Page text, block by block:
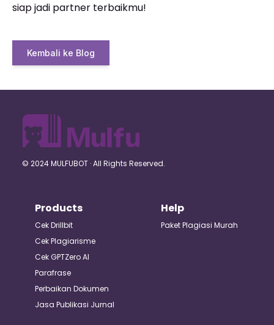
siap jadi partner terbaikmu!
Kembali ke Blog
© 2024 MULFUBOT · All Rights Reserved.
Products
Cek Drillbit
Cek Plagiarisme
Cek GPTZero AI
Parafrase
Perbaikan Dokumen
Jasa Publikasi Jurnal
Help
Paket Plagiasi Murah